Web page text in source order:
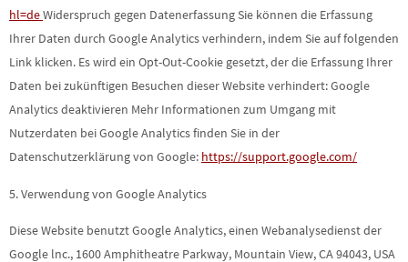
hl=deWiderspruch gegen Datenerfassung Sie können die Erfassung
Ihrer Daten durch Google Analytics verhindern, indem Sie auf folgenden
Link klicken. Es wird ein Opt-Out-Cookie gesetzt, der die Erfassung Ihrer
Daten bei zukünftigen Besuchen dieser Website verhindert: Google
Analytics deaktivieren Mehr Informationen zum Umgang mit
Nutzerdaten bei Google Analytics finden Sie in der
Datenschutzerklärung von Google: https://support.google.com/
5. Verwendung von Google Analytics
Diese Website benutzt Google Analytics, einen Webanalysedienst der
Google lnc., 1600 Amphitheatre Parkway, Mountain View, CA 94043, USA